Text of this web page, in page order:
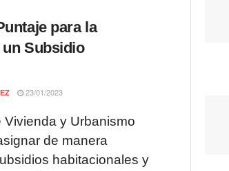
para la
Subsidio
23/01/2023
Vivienda y Urbanismo
de manera
habitacionales y